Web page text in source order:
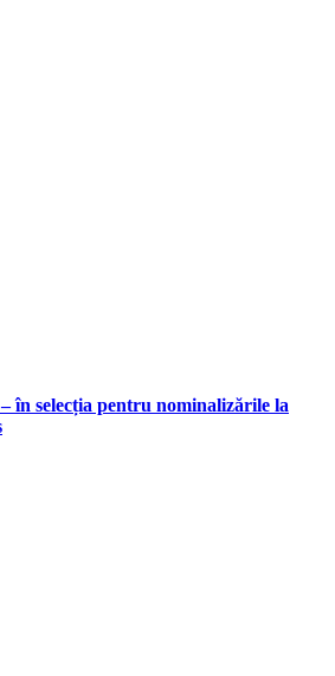
în selecția pentru nominalizările la